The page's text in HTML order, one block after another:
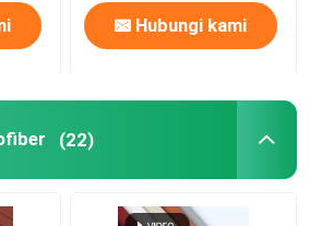
Hubungi kami
(22)